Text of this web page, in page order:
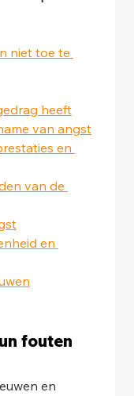
niet toe te
heeft
van angst
en
van de
en
fouten
en